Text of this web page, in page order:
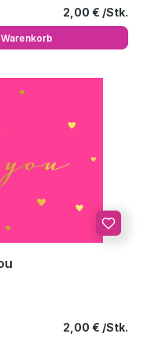
Regulärer
2,00 €
Regulärer
2,00 €